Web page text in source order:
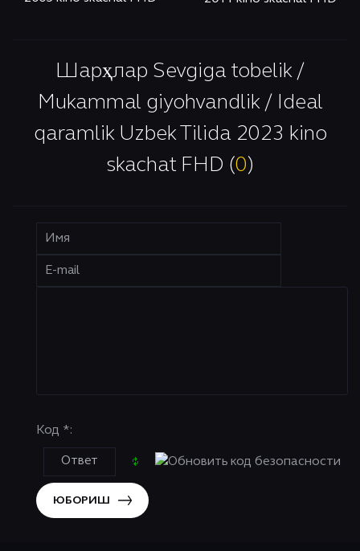
Шарҳлар Sevgiga tobelik /
Mukammal giyohvandlik / Ideal
qaramlik Uzbek Tilida 2023 kino
skachat FHD (0 )
Код *:
ЮБОРИШ